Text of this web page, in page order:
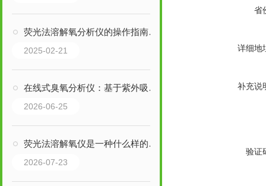
荧光法溶解氧分析仪的操作指南与日常维护
2025-02-21
在线式臭氧分析仪：基于紫外吸收原理设计的在线监测设备
2026-06-25
荧光法溶解氧仪是一种什么样的检测仪器呢
2026-07-23
省
详细地
补充说
验证